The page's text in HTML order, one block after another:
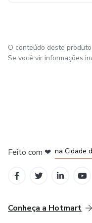
O conteúdo deste
Se você vir informações
Feito com ❤ na Cidade
Conheça a Hotmart